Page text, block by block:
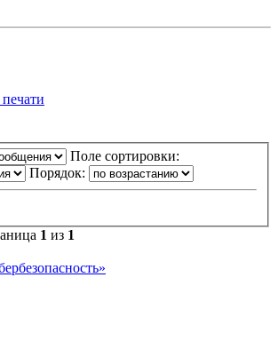
Поле сортировки:
Порядок:
1 из 1